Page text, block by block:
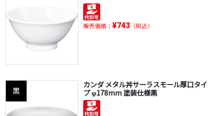
販売価格： ¥743（税込）
カンダ メタル丼サーラスモール厚口タイ
プ φ178mm 塗装仕様黒